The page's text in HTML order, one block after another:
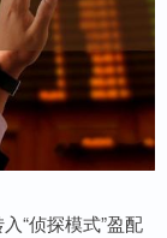
“侦探模式”盈配